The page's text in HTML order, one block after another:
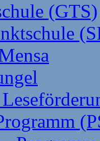
(GTS)